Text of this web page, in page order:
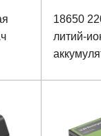
18650
литий-